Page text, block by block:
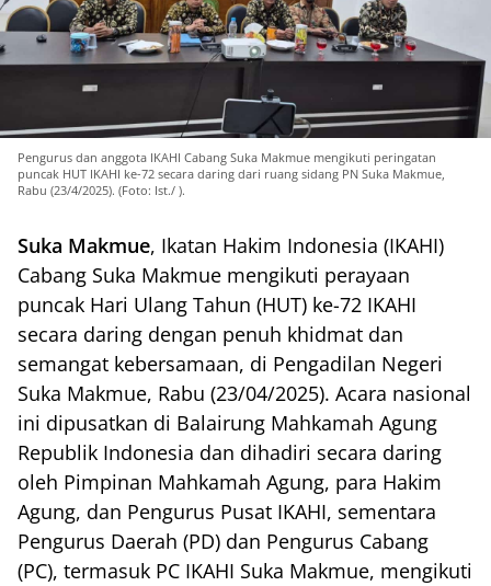
Pengurus dan anggota IKAHI Cabang Suka Makmue mengikuti peringatan
puncak HUT IKAHI ke-72 secara daring dari ruang sidang PN Suka Makmue,
Rabu (23/4/2025). (Foto: Ist./ ).
Suka Makmue, Ikatan Hakim Indonesia (IKAHI)
Cabang Suka Makmue mengikuti perayaan
puncak Hari Ulang Tahun (HUT) ke-72 IKAHI
secara daring dengan penuh khidmat dan
semangat kebersamaan, di Pengadilan Negeri
Suka Makmue, Rabu (23/04/2025). Acara nasional
ini dipusatkan di Balairung Mahkamah Agung
Republik Indonesia dan dihadiri secara daring
oleh Pimpinan Mahkamah Agung, para Hakim
Agung, dan Pengurus Pusat IKAHI, sementara
Pengurus Daerah (PD) dan Pengurus Cabang
(PC), termasuk PC IKAHI Suka Makmue, mengikuti